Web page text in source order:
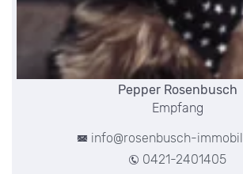
Pepper Rosenbusch
Empfang
info@rosenbusch-
0421-2401405